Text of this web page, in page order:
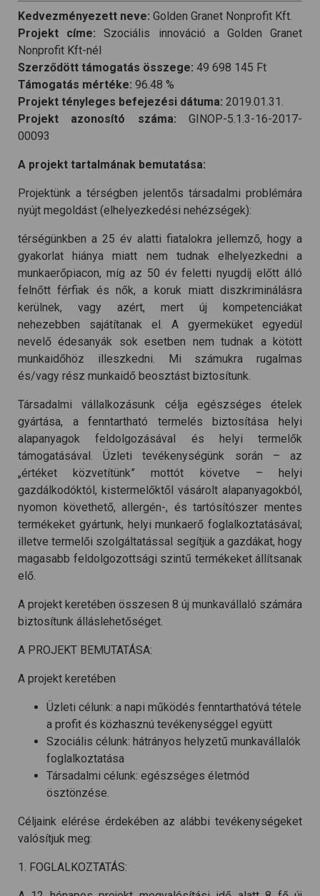
Kedvezményezett neve: Golden Granet Nonprofit Kft.
Projekt címe: Szociális innováció a Golden Granet
Nonprofit Kft-nél
Szerződött támogatás összege: 49 698 145 Ft
Támogatás mértéke: 96.48 %
Projekt tényleges befejezési dátuma: 2019.01.31.
Projekt azonosító száma: GINOP-5.1.3-16-2017-
00093
A projekt tartalmának bemutatása:
Projektünk a térségben jelentős társadalmi problémára
nyújt megoldást (elhelyezkedési nehézségek):
térségünkben a 25 év alatti fiatalokra jellemző, hogy a
gyakorlat hiánya miatt nem tudnak elhelyezkedni a
munkaerőpiacon, míg az 50 év feletti nyugdíj előtt álló
felnőtt férfiak és nők, a koruk miatt diszkriminálásra
kerülnek, vagy azért, mert új kompetenciákat
nehezebben sajátítanak el. A gyermeküket egyedül
nevelő édesanyák sok esetben nem tudnak a kötött
munkaidőhöz illeszkedni. Mi számukra rugalmas
és/vagy rész munkaidő beosztást biztosítunk.
Társadalmi vállalkozásunk célja egészséges ételek
gyártása, a fenntartható termelés biztosítása helyi
alapanyagok feldolgozásával és helyi termelők
támogatásával. Üzleti tevékenységünk során – az
„értéket közvetítünk” mottót követve – helyi
gazdálkodóktól, kistermelőktől vásárolt alapanyagokból,
nyomon követhető, allergén-, és tartósítószer mentes
termékeket gyártunk, helyi munkaerő foglalkoztatásával;
illetve termelői szolgáltatással segítjük a gazdákat, hogy
magasabb feldolgozottsági szintű termékeket állítsanak
elő.
A projekt keretében összesen 8 új munkavállaló számára
biztosítunk álláslehetőséget.
A PROJEKT BEMUTATÁSA:
A projekt keretében
Üzleti célunk: a napi működés fenntarthatóvá tétele
a profit és közhasznú tevékenységgel együtt
Szociális célunk: hátrányos helyzetű munkavállalók
foglalkoztatása
Társadalmi célunk: egészséges életmód
ösztönzése.
Céljaink elérése érdekében az alábbi tevékenységeket
valósítjuk meg:
1. FOGLALKOZTATÁS: